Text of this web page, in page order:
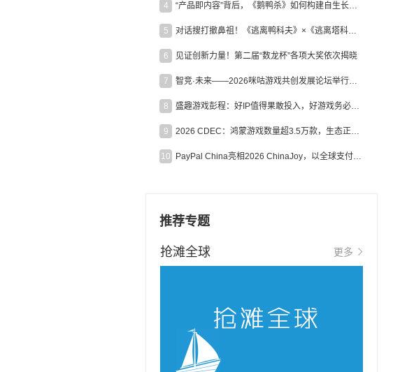
4 “产品即内容”背后，《鹅鸭杀》如何构建自生长生态？
5 对话搜打撤鼻祖！《逃离鸭科夫》×《逃离塔科夫》官方线下沙龙落幕
6 见证创新力量！第二届“数龙杯”各项大奖依次揭晓
7 智竞·未来——2026咪咕游戏共创发展论坛举行：聚力精品内容、AI创作与电竞生态，共建高品质益智健康游戏社区
8 盛趣游戏彭程：好IP值得果敢投入，好游戏务必长效经营
9 2026 CDEC：鸿蒙游戏数量超3.5万款，生态正循环加速产业高质量发展
10 PayPal China亮相2026 ChinaJoy，以全球支付能力助力中国游戏企业深化全球运营
推荐专题
抢滩全球 更多